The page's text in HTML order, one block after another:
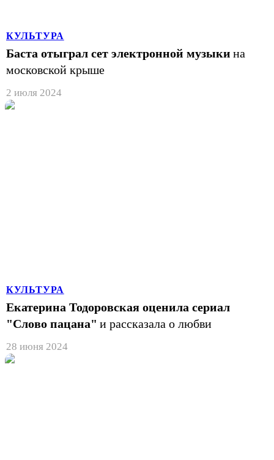
КУЛЬТУРА
Баста отыграл сет электронной музыки на
московской крыше
2 июля 2024
КУЛЬТУРА
Екатерина Тодоровская оценила сериал
"Слово пацана" и рассказала о любви
28 июня 2024